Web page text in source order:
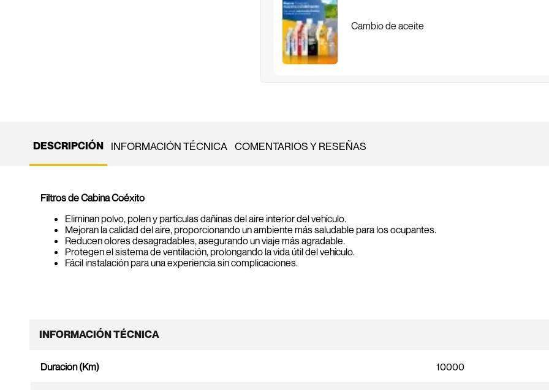
Cambio de aceite
DESCRIPCIÓN INFORMACIÓN TÉCNICA COMENTARIOS Y RESEÑAS
Filtros de Cabina Coéxito
Eliminan polvo, polen y partículas dañinas del aire interior del vehículo.
Mejoran la calidad del aire, proporcionando un ambiente más saludable para los ocupantes.
Reducen olores desagradables, asegurando un viaje más agradable.
Protegen el sistema de ventilación, prolongando la vida útil del vehículo.
Fácil instalación para una experiencia sin complicaciones.
INFORMACIÓN TÉCNICA
Duración (Km) 10000